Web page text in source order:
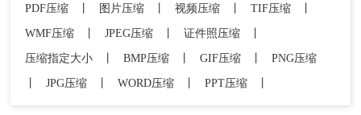
PDF压缩 图片压缩 视频压缩 TIF压缩
WMF压缩
JPEG压缩 证件照压缩
压缩指定大小
BMP压缩 GIF压缩
PNG压缩
JPG压缩 WORD压缩 PPT压缩